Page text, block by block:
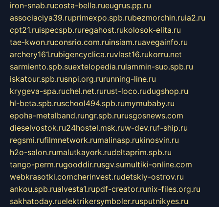
iron-snab.rucosta-bella.rueugrus.pp.ru
associaciya39.ruprimexpo.spb.rubezmorchin.ruia2.ru
cpt21.ruispecspb.ruregahost.rukolosok-elita.ru
tae-kwon.ruconsrio.com.ruinsiam.ruavegainfo.ru
archery161.rubigencyclica.ruvlast16.rukorru.net
sarmiento.spb.suextelopedia.rulammin-suo.spb.ru
iskatour.spb.rusnpi.org.rurunning-line.ru
krygeva-spa.ruchel.net.rurust-loco.rudugshop.ru
hl-beta.spb.ruschool494.spb.rumymubaby.ru
epoha-metalband.rungr.spb.rurusgosnews.com
dieselvostok.ru24hostel.msk.ruw-dev.ruf-ship.ru
regsmi.rufilmnetwork.rumalinasp.rukinosvin.ru
h2o-salon.rumalutkayork.rudeltaprim.spb.ru
tango-perm.rugooddir.rusgv.sumultiki-online.com
webkrasotki.comcherinvest.rudetskiy-ostrov.ru
ankou.spb.rualvesta1.rupdf-creator.runix-files.org.ru
sakhatoday.ruelektrikersymboler.rusputnikyes.ru